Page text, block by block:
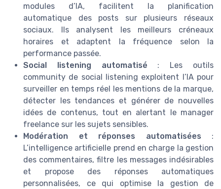
modules d’IA, facilitent la planification
automatique des posts sur plusieurs réseaux
sociaux. Ils analysent les meilleurs créneaux
horaires et adaptent la fréquence selon la
performance passée.
Social listening automatisé : Les outils
community de social listening exploitent l’IA pour
surveiller en temps réel les mentions de la marque,
détecter les tendances et générer de nouvelles
idées de contenus, tout en alertant le manager
freelance sur les sujets sensibles.
Modération et réponses automatisées :
L’intelligence artificielle prend en charge la gestion
des commentaires, filtre les messages indésirables
et propose des réponses automatiques
personnalisées, ce qui optimise la gestion de